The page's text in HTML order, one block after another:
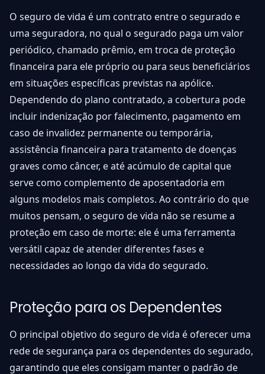
O seguro de vida é um contrato entre o segurado e
uma seguradora, no qual o segurado paga um valor
periódico, chamado prêmio, em troca de proteção
financeira para ele próprio ou para seus beneficiários
em situações específicas previstas na apólice.
Dependendo do plano contratado, a cobertura pode
incluir indenização por falecimento, pagamento em
caso de invalidez permanente ou temporária,
assistência financeira para tratamento de doenças
graves como câncer, e até acúmulo de capital que
serve como complemento de aposentadoria em
alguns modelos mais completos. Ao contrário do que
muitos pensam, o seguro de vida não se resume a
proteção em caso de morte: ele é uma ferramenta
versátil capaz de atender diferentes fases e
necessidades ao longo da vida do segurado.
Proteção para os Dependentes
O principal objetivo do seguro de vida é oferecer uma
rede de segurança para os dependentes do segurado,
garantindo que eles consigam manter o padrão de